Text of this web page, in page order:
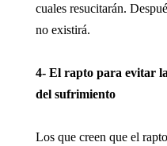
cuales resucitarán.
no existirá.
4- El rapto para evitar
del sufrimiento
Los que creen que el